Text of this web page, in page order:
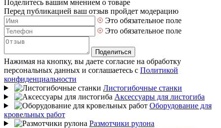
Поделитесь вашим мнением о товаре
Перед публикацией ваш отзыв пройдет модерацию
Это обязательное поле
Это обязательное поле
Поделиться
Нажимая на кнопку, вы даете согласие на обработку
персональных данных и соглашаетесь с Политикой
конфиденциальности
Листогибочные станки
Аксессуары для листогиба
Оборудование для
кровельных работ
Размотчики рулона